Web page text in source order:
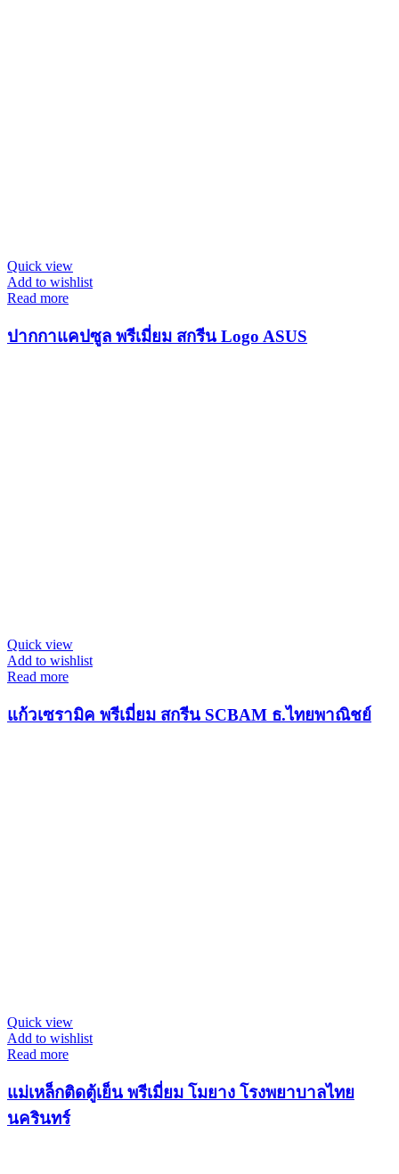
Quick view
Add to wishlist
Read more
ปากกาแคปซูล พรีเมี่ยม สกรีน Logo ASUS
Quick view
Add to wishlist
Read more
แก้วเซรามิค พรีเมี่ยม สกรีน SCBAM ธ.ไทยพาณิชย์
Quick view
Add to wishlist
Read more
แม่เหล็กติดตู้เย็น พรีเมี่ยม โมยาง โรงพยาบาลไทย
นครินทร์